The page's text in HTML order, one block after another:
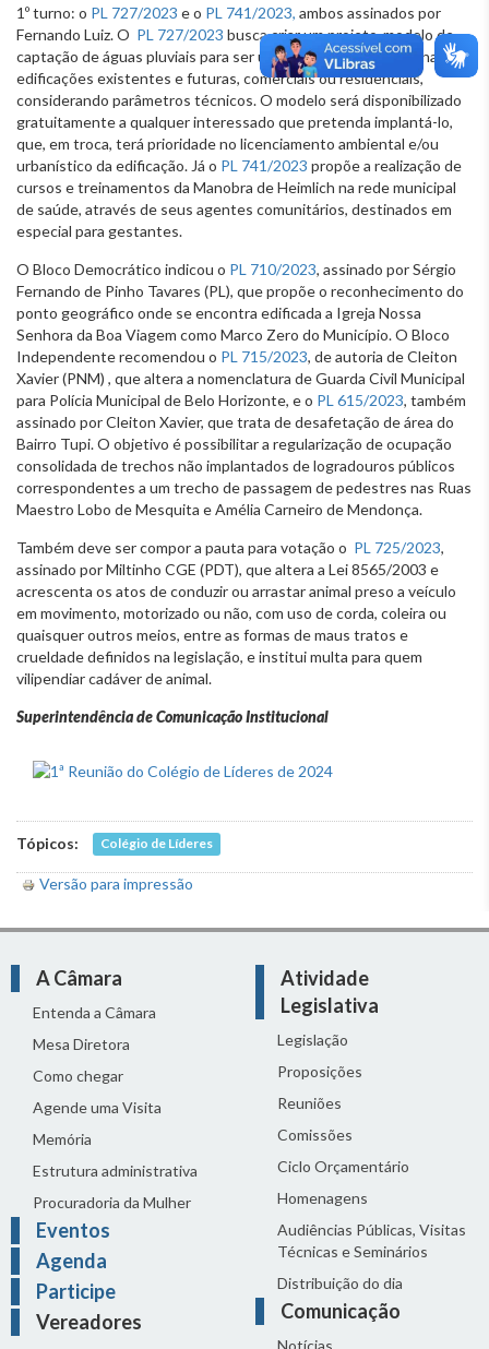
1º turno: o PL 727/2023 e o PL 741/2023, ambos assinados por
Fernando Luiz. O PL 727/2023 busca criar um projeto-modelo de
captação de águas pluviais para ser utilizado pelos cidadãos nas
edificações existentes e futuras, comerciais ou residenciais,
considerando parâmetros técnicos. O modelo será disponibilizado
gratuitamente a qualquer interessado que pretenda implantá-lo,
que, em troca, terá prioridade no licenciamento ambiental e/ou
urbanístico da edificação. Já o PL 741/2023 propõe a realização de
cursos e treinamentos da Manobra de Heimlich na rede municipal
de saúde, através de seus agentes comunitários, destinados em
especial para gestantes.
O Bloco Democrático indicou o PL 710/2023, assinado por Sérgio
Fernando de Pinho Tavares (PL), que propõe o reconhecimento do
ponto geográfico onde se encontra edificada a Igreja Nossa
Senhora da Boa Viagem como Marco Zero do Município. O Bloco
Independente recomendou o PL 715/2023, de autoria de Cleiton
Xavier (PNM) , que altera a nomenclatura de Guarda Civil Municipal
para Polícia Municipal de Belo Horizonte, e o PL 615/2023, também
assinado por Cleiton Xavier, que trata de desafetação de área do
Bairro Tupi. O objetivo é possibilitar a regularização de ocupação
consolidada de trechos não implantados de logradouros públicos
correspondentes a um trecho de passagem de pedestres nas Ruas
Maestro Lobo de Mesquita e Amélia Carneiro de Mendonça.
Também deve ser compor a pauta para votação o PL 725/2023,
assinado por Miltinho CGE (PDT), que altera a Lei 8565/2003 e
acrescenta os atos de conduzir ou arrastar animal preso a veículo
em movimento, motorizado ou não, com uso de corda, coleira ou
quaisquer outros meios, entre as formas de maus tratos e
crueldade definidos na legislação, e institui multa para quem
vilipendiar cadáver de animal.
Superintendência de Comunicação Institucional
Tópicos: Colégio de Líderes
Versão para impressão
A Câmara
Entenda a Câmara
Mesa Diretora
Como chegar
Agende uma Visita
Memória
Estrutura administrativa
Procuradoria da Mulher
Eventos
Agenda
Participe
Vereadores
Atividade
Legislativa
Legislação
Proposições
Reuniões
Comissões
Ciclo Orçamentário
Homenagens
Audiências Públicas, Visitas
Técnicas e Seminários
Distribuição do dia
Comunicação
Notícias